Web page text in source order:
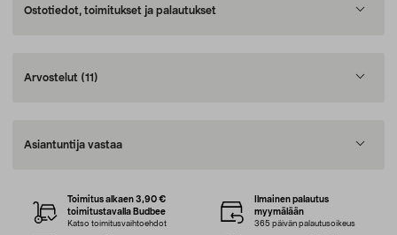
Ostotiedot, toimitukset ja palautukset
Arvostelut (11)
Asiantuntija vastaa
Toimitus alkaen 3,90 €
toimitustavalla Budbee
Katso toimitusvaihtoehdot
Ilmainen palautus
myymälään
365 päivän palautusoikeus